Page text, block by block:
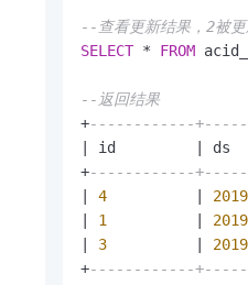
--查看更新结果，2被更
SELECT * FROM
--返回结果
+------------
id
+------------
4 2019
1 2019
3 2019
+------------